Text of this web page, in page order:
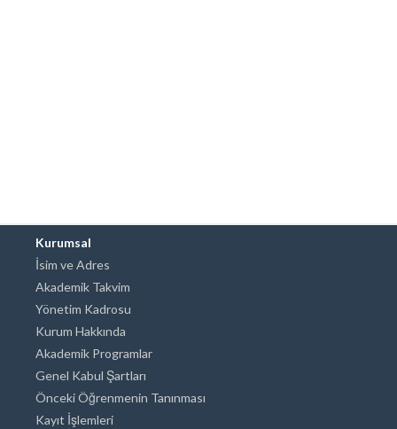
Kurumsal
İsim ve Adres
Akademik Takvim
Yönetim Kadrosu
Kurum Hakkında
Akademik Programlar
Genel Kabul Şartları
Önceki Öğrenmenin Tanınması
Kayıt İşlemleri